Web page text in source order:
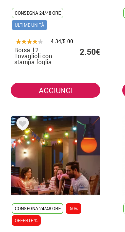
CONSEGNA 24/48 ORE
ULTIME UNITÀ
4.34/5.00
Borsa 12
Tovaglioli con
stampa foglia
2.50€
AGGIUNGI
CONSEGNA 24/48 ORE
-50%
OFFERTE %